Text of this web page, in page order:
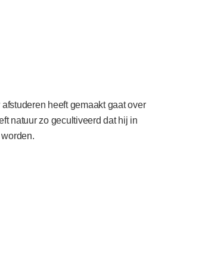
heeft gemaakt gaat over
natuur zo gecultiveerd dat hij in